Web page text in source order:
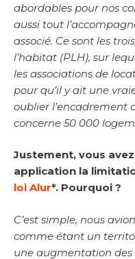
abordables pour nos
aussi tout
associé. Ce sont les
l’habitat (PLH), sur
les associations de
pour qu’il y ait une
oublier l’encadrement
concerne 50 000
Justement, vous
application la
loi Alur*. Pourquoi ?
C’est simple, nous
comme étant un
une augmentation des